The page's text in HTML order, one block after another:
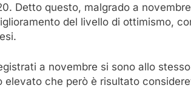
Detto questo, malgrado a
del livello di ottimismo,
a novembre si sono allo
che però è risultato